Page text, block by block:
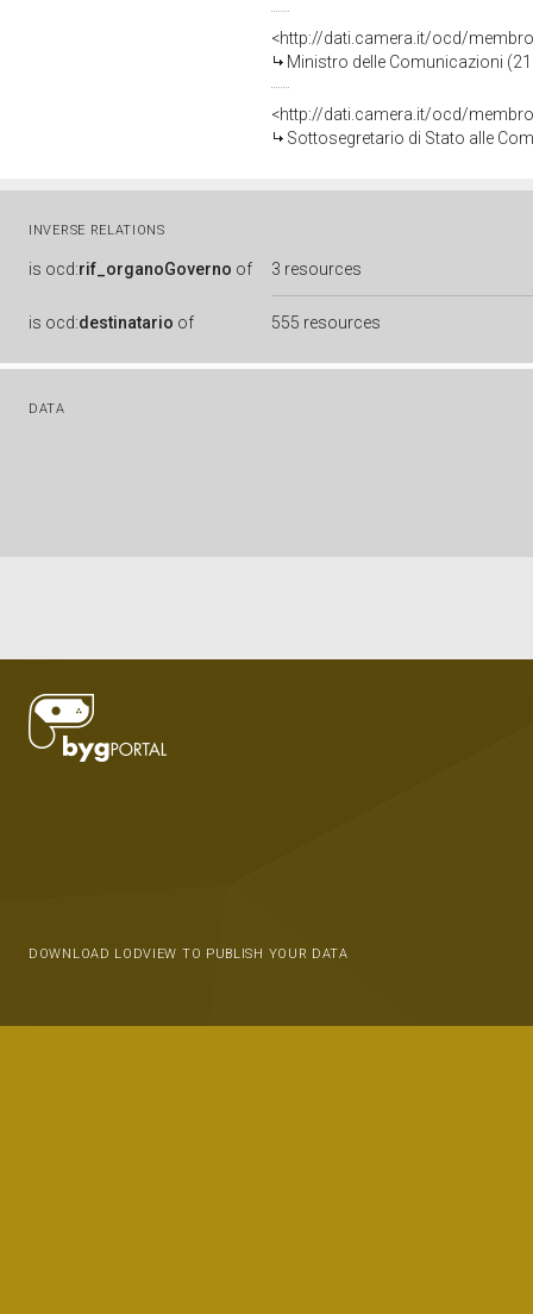
<http://dati.camera.it/ocd/
Ministro delle Comunicazioni
<http://dati.camera.it/ocd/
Sottosegretario di Stato alle
INVERSE RELATIONS
is ocd:rif_organoGoverno of 3 resources
is ocd:destinatario of 555 resources
DATA
DOWNLOAD LODVIEW TO PUBLISH YOUR DATA